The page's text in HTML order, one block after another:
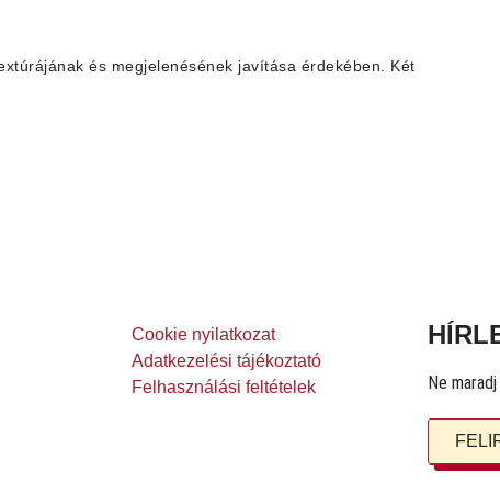
és megjelenésének javítása érdekében. Két
Cookie nyilatkozat
Adatkezelési tájékoztató
Felhasználási feltételek
Ne